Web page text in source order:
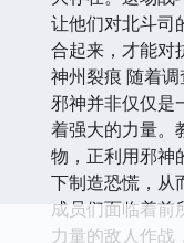
青在小镇的调查
系。他发现，许
是邪祟最容易侵
赋，去辨识和对
在一次惊险的追
大存在。这场战
让他们对北斗司
合起来，才能对